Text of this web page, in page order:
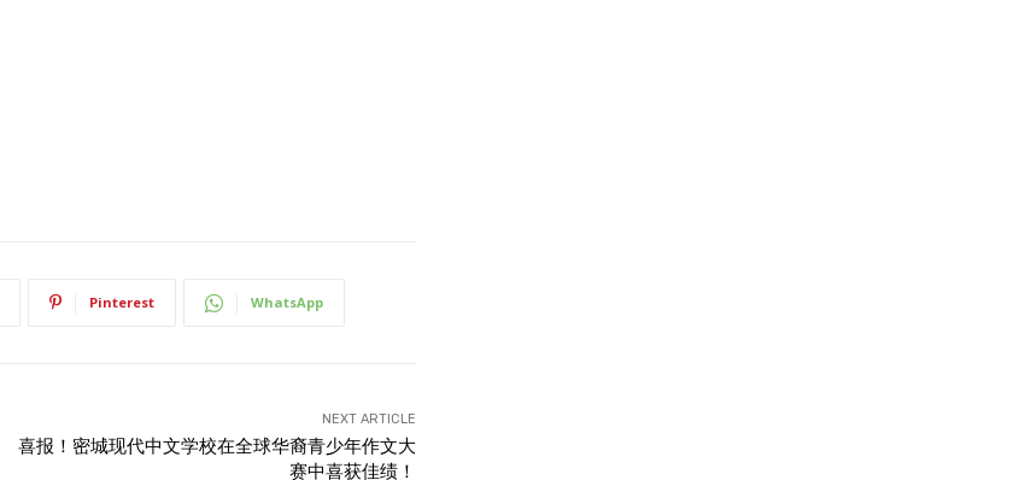
Pinterest WhatsApp
NEXT ARTICLE
喜报！密城现代中文学校在全球华裔青少年作文大
赛中喜获佳绩！